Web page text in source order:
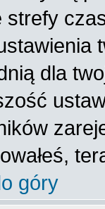
strefy
dla
góry